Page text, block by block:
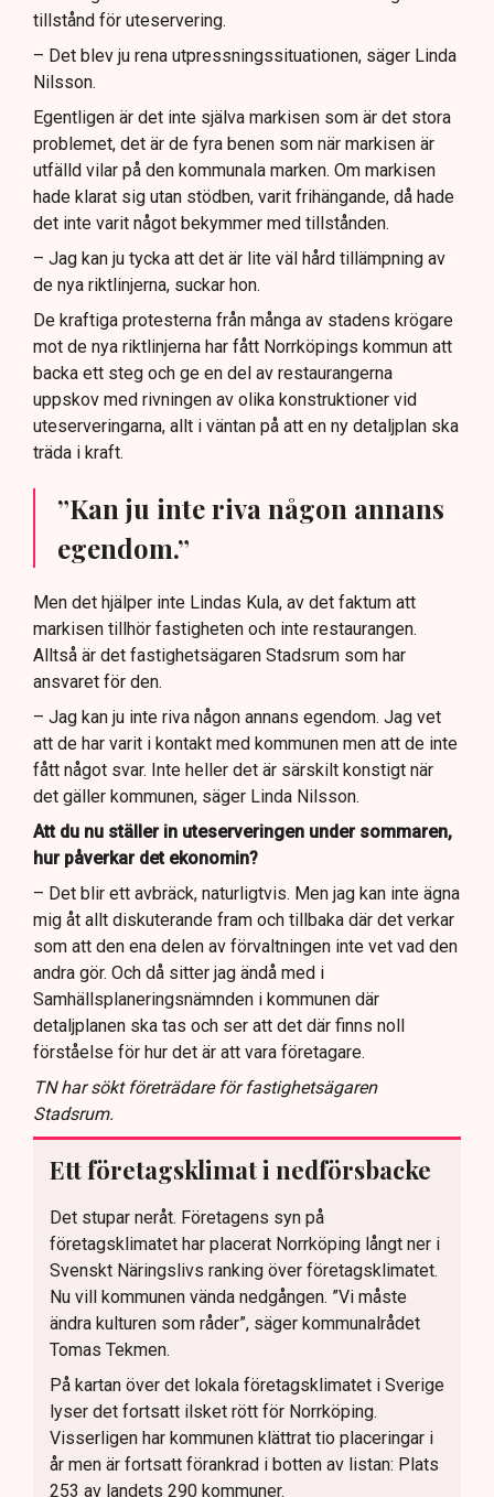
tillstånd för uteservering.
– Det blev ju rena utpressningssituationen, säger Linda
Nilsson.
Egentligen är det inte själva markisen som är det stora
problemet, det är de fyra benen som när markisen är
utfälld vilar på den kommunala marken. Om markisen
hade klarat sig utan stödben, varit frihängande, då hade
det inte varit något bekymmer med tillstånden.
– Jag kan ju tycka att det är lite väl hård tillämpning av
de nya riktlinjerna, suckar hon.
De kraftiga protesterna från många av stadens krögare
mot de nya riktlinjerna har fått Norrköpings kommun att
backa ett steg och ge en del av restaurangerna
uppskov med rivningen av olika konstruktioner vid
uteserveringarna, allt i väntan på att en ny detaljplan ska
träda i kraft.
”Kan ju inte riva någon annans
egendom.”
Men det hjälper inte Lindas Kula, av det faktum att
markisen tillhör fastigheten och inte restaurangen.
Alltså är det fastighetsägaren Stadsrum som har
ansvaret för den.
– Jag kan ju inte riva någon annans egendom. Jag vet
att de har varit i kontakt med kommunen men att de inte
fått något svar. Inte heller det är särskilt konstigt när
det gäller kommunen, säger Linda Nilsson.
Att du nu ställer in uteserveringen under sommaren,
hur påverkar det ekonomin?
– Det blir ett avbräck, naturligtvis. Men jag kan inte ägna
mig åt allt diskuterande fram och tillbaka där det verkar
som att den ena delen av förvaltningen inte vet vad den
andra gör. Och då sitter jag ändå med i
Samhällsplaneringsnämnden i kommunen där
detaljplanen ska tas och ser att det där finns noll
förståelse för hur det är att vara företagare.
TN har sökt företrädare för fastighetsägaren
Stadsrum.
Ett företagsklimat i nedförsbacke
Det stupar neråt. Företagens syn på
företagsklimatet har placerat Norrköping långt ner i
Svenskt Näringslivs ranking över företagsklimatet.
Nu vill kommunen vända nedgången. ”Vi måste
ändra kulturen som råder”, säger kommunalrådet
Tomas Tekmen.
På kartan över det lokala företagsklimatet i Sverige
lyser det fortsatt ilsket rött för Norrköping.
Visserligen har kommunen klättrat tio placeringar i
år men är fortsatt förankrad i botten av listan: Plats
253 av landets 290 kommuner.